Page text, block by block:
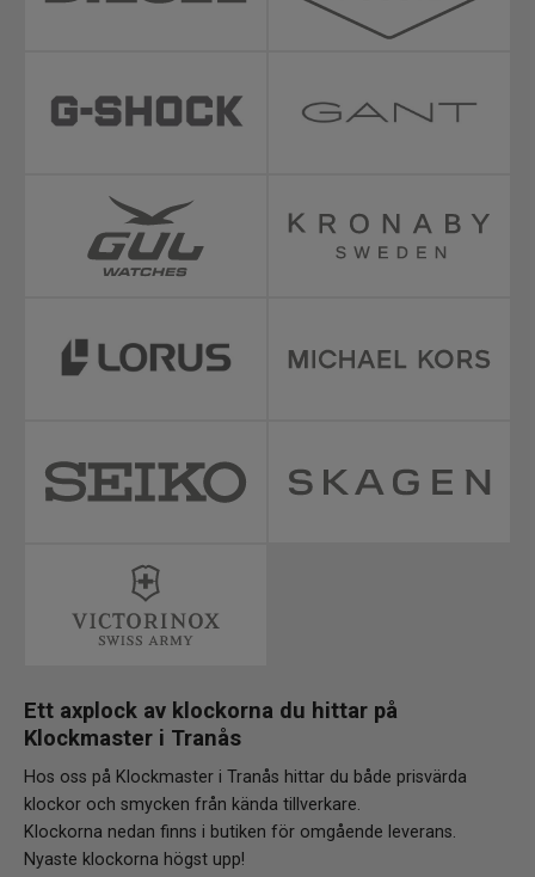
Ett axplock av klockorna du hittar på
Klockmaster i Tranås
Hos oss på Klockmaster i Tranås hittar du både prisvärda
klockor och smycken från kända tillverkare.
Klockorna nedan finns i butiken för omgående leverans.
Nyaste klockorna högst upp!